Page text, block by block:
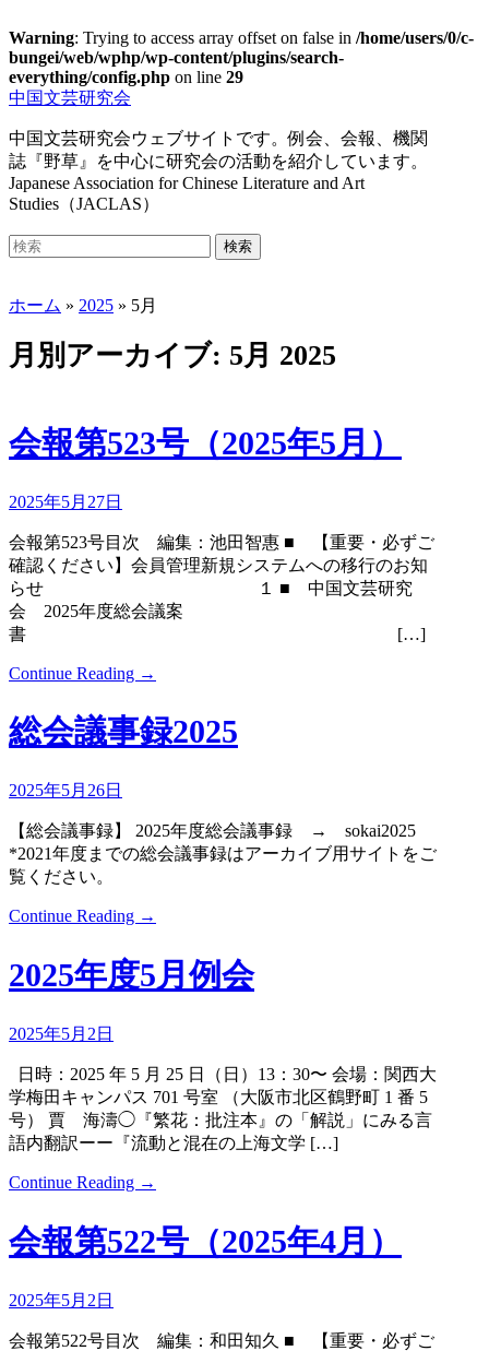
Warning: Trying to access array offset on false in /home/users/0/c-
bungei/web/wphp/wp-content/plugins/search-
everything/config.php on line 29
Skip
main
content
中国文芸研究会
中国文芸研究会ウェブサイトです。例会、会報、機関
誌『野草』を中心に研究会の活動を紹介しています。
Japanese Association for Chinese Literature and Art
Studies（JACLAS）
Toggle
mobile
Search
for:
検索
ホーム » 2025 » 5月
月別アーカイブ: 5月 2025
会報第523号（2025年5月）
2025年5月27日
会報第523号目次 編集：池田智惠 ■ 【重要・必ずご
確認ください】会員管理新規システムへの移行のお知
らせ １ ■ 中国文芸研究
会 2025年度総会議案
書 […]
Continue Reading →
総会議事録2025
2025年5月26日
【総会議事録】 2025年度総会議事録 → sokai2025
*2021年度までの総会議事録はアーカイブ用サイトをご
覧ください。
Continue Reading →
2025年度5月例会
2025年5月2日
⽇時：2025 年 5 ⽉ 25 ⽇（⽇）13：30〜 会場：関⻄⼤
学梅⽥キャンパス 701 号室 （⼤阪市北区鶴野町 1 番 5
号） 賈 海濤◯『繁花：批注本』の「解説」にみる⾔
語内翻訳ーー『流動と混在の上海文学 […]
Continue Reading →
会報第522号（2025年4月）
2025年5月2日
会報第522号目次 編集：和田知久 ■ 【重要・必ずご